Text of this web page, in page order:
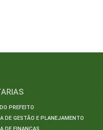
PREFEITO
DE GESTÃO E PLANEJAMENTO
DE FINANÇAS